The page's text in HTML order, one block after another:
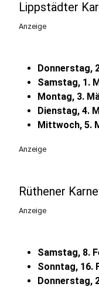
Lippstädter
Anzeige
Donnerstag,
Samstag, 1.
Montag, 3.
Dienstag, 4.
Mittwoch, 5.
Anzeige
Rüthener
Anzeige
Samstag, 8.
Sonntag, 16.
Donnerstag,